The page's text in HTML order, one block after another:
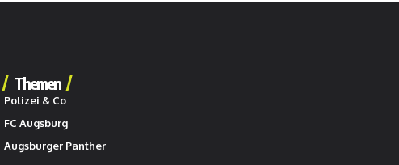
Themen
Polizei & Co
FC Augsburg
Augsburger Panther